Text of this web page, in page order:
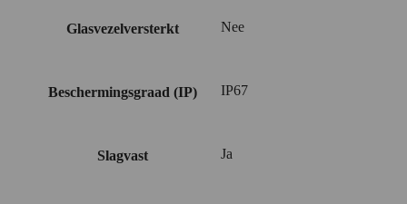
Glasvezelversterkt Nee
Beschermingsgraad (IP) IP67
Slagvast Ja